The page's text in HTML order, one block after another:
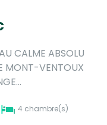
CALME ABSOLU
MONT-VENTOUX
4 chambre(s)